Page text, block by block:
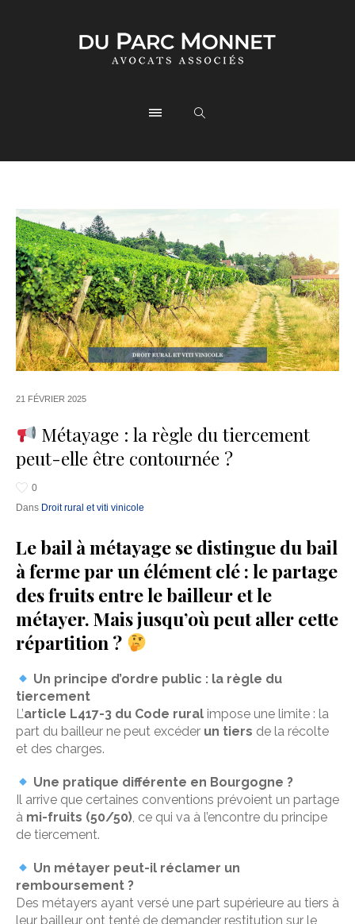
21 FÉVRIER 2025
Métayage : la règle du tiercement
peut-elle être contournée ?
0
Dans Droit rural et viti vinicole
Le bail à métayage se distingue du bail
à ferme par un élément clé : le partage
des fruits entre le bailleur et le
métayer. Mais jusqu’où peut aller cette
répartition ?
Un principe d’ordre public : la règle du
tiercement
L’article L417-3 du Code rural impose une limite : la
part du bailleur ne peut excéder un tiers de la récolte
et des charges.
Une pratique différente en Bourgogne ?
Il arrive que certaines conventions prévoient un partage
à mi-fruits (50/50), ce qui va à l’encontre du principe
de tiercement.
Un métayer peut-il réclamer un
remboursement ?
Des métayers ayant versé une part supérieure au tiers à
leur bailleur ont tenté de demander restitution sur le